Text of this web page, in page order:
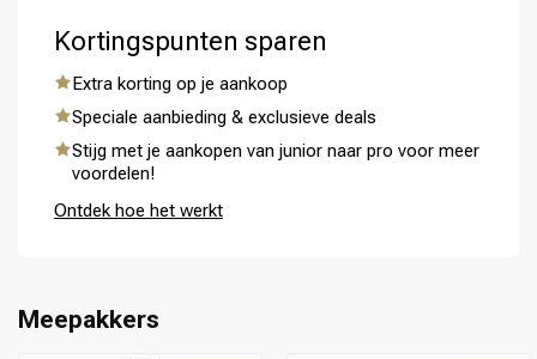
Kortingspunten sparen
Extra korting op je aankoop
Speciale aanbieding & exclusieve deals
Stijg met je aankopen van junior naar pro voor meer
voordelen!
Ontdek hoe het werkt
Meepakkers